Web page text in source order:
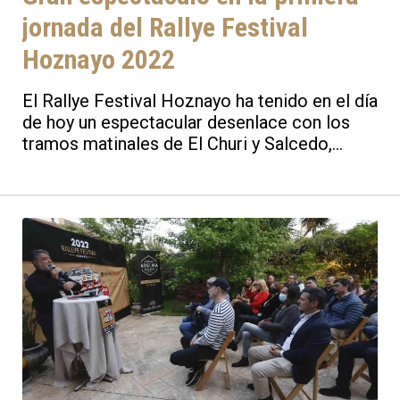
jornada del Rallye Festival
Hoznayo 2022
El Rallye Festival Hoznayo ha tenido en el día
de hoy un espectacular desenlace con los
tramos matinales de El Churi y Salcedo,
disfrutado de un momento cargado de
visitas, con la presencia de Miguel Angel
Revilla, presidente de Cantabria, así como
diferentes consejeros y alcaldes de
ayuntamientos colaboradores con la prueba.